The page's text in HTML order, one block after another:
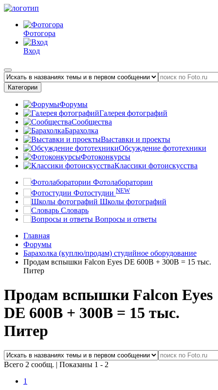
Фотогора
Вход
Категории
Форумы
Галерея фотографий
Сообщества
Барахолка
Выставки и проекты
Обсуждение фототехники
Фотоконкурсы
Классики фотоискусства
Фотолаборатории
Фотостудии NEW
Школы фотографий
Словарь
Вопросы и ответы
Главная
Форумы
Барахолка (куплю/продам) студийное оборудование
Продам вспышки Falcon Eyes DE 600B + 300B = 15 тыс.
Питер
Продам вспышки Falcon Eyes
DE 600B + 300B = 15 тыс.
Питер
Всего 2 сообщ. | Показаны 1 - 2
1